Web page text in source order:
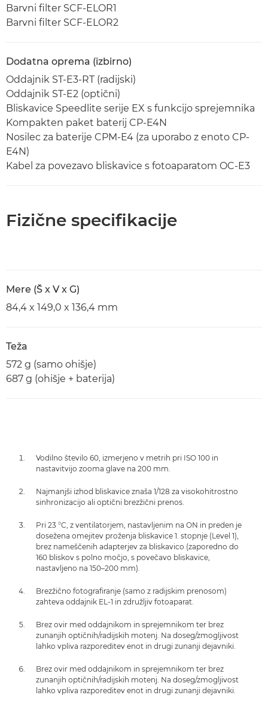
Barvni filter SCF-ELOR1
Barvni filter SCF-ELOR2
Dodatna oprema (izbirno)
Oddajnik ST-E3-RT (radijski)
Oddajnik ST-E2 (optični)
Bliskavice Speedlite serije EX s funkcijo sprejemnika
Kompakten paket baterij CP-E4N
Nosilec za baterije CPM-E4 (za uporabo z enoto CP-
E4N)
Kabel za povezavo bliskavice s fotoaparatom OC-E3
Fizične specifikacije
Mere (Š x V x G)
84,4 x 149,0 x 136,4 mm
Teža
572 g (samo ohišje)
687 g (ohišje + baterija)
Vodilno število 60, izmerjeno v metrih pri ISO 100 in
nastavitvijo zooma glave na 200 mm.
Najmanjši izhod bliskavice znaša 1/128 za visokohitrostno
sinhronizacijo ali optični brezžični prenos.
Pri 23 °C, z ventilatorjem, nastavljenim na ON in preden je
dosežena omejitev proženja bliskavice 1. stopnje (Level 1),
brez nameščenih adapterjev za bliskavico (zaporedno do
160 bliskov s polno močjo, s povečavo bliskavice,
nastavljeno na 150–200 mm).
Brezžično fotografiranje (samo z radijskim prenosom)
zahteva oddajnik EL-1 in združljiv fotoaparat.
Brez ovir med oddajnikom in sprejemnikom ter brez
zunanjih optičnih/radijskih motenj. Na doseg/zmogljivost
lahko vpliva razporeditev enot in drugi zunanji dejavniki.
Brez ovir med oddajnikom in sprejemnikom ter brez
zunanjih optičnih/radijskih motenj. Na doseg/zmogljivost
lahko vpliva razporeditev enot in drugi zunanji dejavniki.